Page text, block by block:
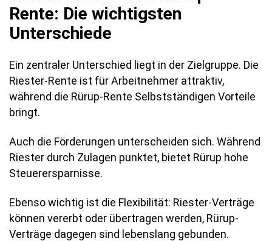
Rente: Die wichtigsten
Unterschiede
Ein zentraler Unterschied liegt in der Zielgruppe. Die
Riester-Rente ist für Arbeitnehmer attraktiv,
während die Rürup-Rente Selbstständigen Vorteile
bringt.
Auch die Förderungen unterscheiden sich. Während
Riester durch Zulagen punktet, bietet Rürup hohe
Steuerersparnisse.
Ebenso wichtig ist die Flexibilität: Riester-Verträge
können vererbt oder übertragen werden, Rürup-
Verträge dagegen sind lebenslang gebunden.